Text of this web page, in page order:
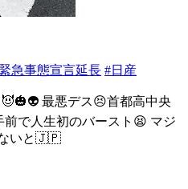
急事態宣言延長 #日産
最悪デス😣首都高中央
で人生初のバースト😫 マジ
ないと🇯🇵